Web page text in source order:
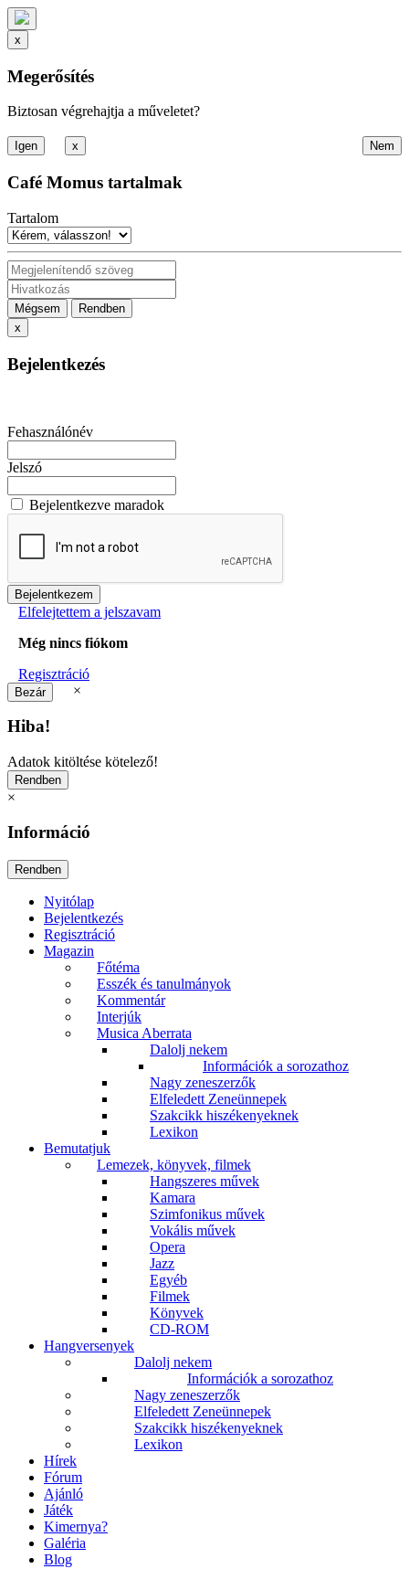
x
Megerősítés
Biztosan végrehajtja a műveletet?
x
Café Momus tartalmak
Tartalom
Mégsem
Rendben
x
Bejelentkezés
Fehasználónév
Jelszó
Bejelentkezve maradok
Elfelejtettem a jelszavam
Még nincs fiókom
Regisztráció
×
Hiba!
Adatok kitöltése kötelező!
×
Információ
Nyitólap
Bejelentkezés
Regisztráció
Magazin
Főtéma
Esszék és tanulmányok
Kommentár
Interjúk
Musica Aberrata
Dalolj nekem
Információk a sorozathoz
Nagy zeneszerzők
Elfeledett Zeneünnepek
Szakcikk hiszékenyeknek
Lexikon
Bemutatjuk
Lemezek, könyvek, filmek
Hangszeres művek
Kamara
Szimfonikus művek
Vokális művek
Opera
Jazz
Egyéb
Filmek
Könyvek
CD-ROM
Hangversenyek
Dalolj nekem
Információk a sorozathoz
Nagy zeneszerzők
Elfeledett Zeneünnepek
Szakcikk hiszékenyeknek
Lexikon
Hírek
Fórum
Ajánló
Játék
Kimernya?
Galéria
Blog